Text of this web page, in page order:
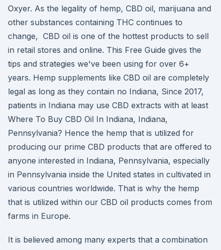
Oxyer. As the legality of hemp, CBD oil, marijuana and
other substances containing THC continues to
change, CBD oil is one of the hottest products to sell
in retail stores and online. This Free Guide gives the
tips and strategies we've been using for over 6+
years. Hemp supplements like CBD oil are completely
legal as long as they contain no Indiana, Since 2017,
patients in Indiana may use CBD extracts with at least
Where To Buy CBD Oil In Indiana, Indiana,
Pennsylvania? Hence the hemp that is utilized for
producing our prime CBD products that are offered to
anyone interested in Indiana, Pennsylvania, especially
in Pennsylvania inside the United states in cultivated in
various countries worldwide. That is why the hemp
that is utilized within our CBD oil products comes from
farms in Europe.
It is believed among many experts that a combination